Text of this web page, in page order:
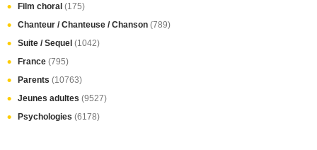
Film choral (175)
Chanteur / Chanteuse / Chanson (789)
Suite / Sequel (1042)
France (795)
Parents (10763)
Jeunes adultes (9527)
Psychologies (6178)